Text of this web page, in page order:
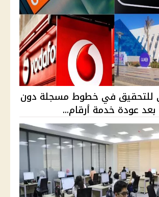
للتحقيق في خطوط مسجلة دون
عودة خدمة أرقام...